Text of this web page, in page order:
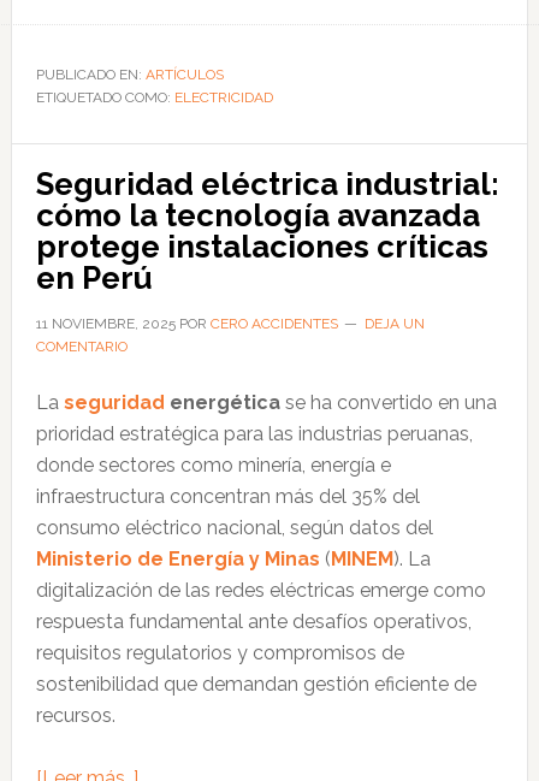
eléctricos:
la
sistema
de
puesta
a
tierra
seguridad
doméstica
PUBLICADO EN: ARTÍCULOS
ETIQUETADO COMO: ELECTRICIDAD
Seguridad eléctrica industrial:
cómo la tecnología avanzada
protege instalaciones críticas
en Perú
11 NOVIEMBRE, 2025POR CERO ACCIDENTES
DEJA UN
COMENTARIO
La seguridad energéticase ha convertido en una
prioridad estratégica para las industrias peruanas,
donde sectores como minería, energía e
infraestructura concentran más del 35% del
consumo eléctrico nacional, según datos del
Ministerio de Energía y Minas (MINEM). La
digitalización de las redes eléctricas emerge como
respuesta fundamental ante desafíos operativos,
requisitos regulatorios y compromisos de
sostenibilidad que demandan gestión eficiente de
recursos.